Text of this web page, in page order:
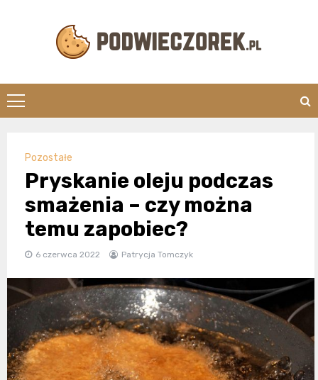
Pozostałe
Pryskanie oleju podczas
smażenia – czy można
temu zapobiec?
6 czerwca 2022 Patrycja Tomczyk